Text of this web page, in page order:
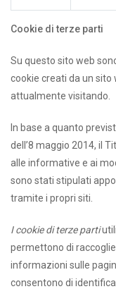
Cookie di terze parti
Su questo sito web
cookie creati da un sito
attualmente visitando.
In base a quanto
dell’8 maggio 2014, il
alle informative e ai
sono stati stipulati
tramite i propri siti.
I cookie di terze parti
permettono di
informazioni sulle
consentono di